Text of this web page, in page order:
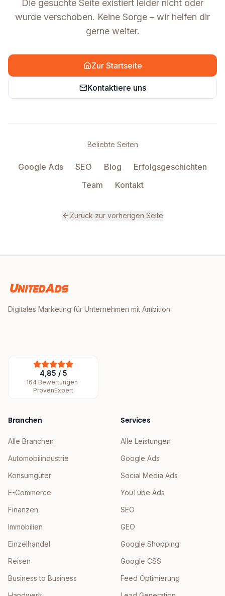
Die gesuchte Seite existiert leider nicht oder
wurde verschoben. Keine Sorge – wir helfen dir
gerne weiter.
Zur Startseite
Kontaktiere uns
Beliebte Seiten
Google Ads SEO Blog
Erfolgsgeschichten
Team
Kontakt
Zurück zur vorherigen Seite
Digitales Marketing für Unternehmen mit Ambition
4,85 / 5
164 Bewertungen ·
ProvenExpert
Branchen
Alle Branchen
Automobilindustrie
Konsumgüter
E-Commerce
Finanzen
Immobilien
Einzelhandel
Reisen
Business to Business
Services
Alle Leistungen
Google Ads
Social Media Ads
YouTube Ads
SEO
GEO
Google Shopping
Google CSS
Feed Optimierung